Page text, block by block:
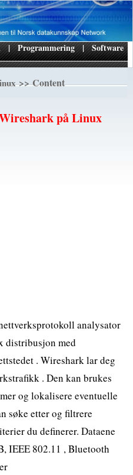
| Programmering | Software
>> Content
på Linux
analysator
distribusjon med
. Wireshark lar deg
. Den kan brukes
og lokalisere eventuelle
søke etter og filtrere
du definerer. Dataene
IEEE 802.11 , Bluetooth